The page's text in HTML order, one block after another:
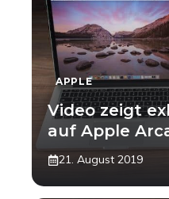
APPLE
Video zeigt
auf Apple
21. August 2019